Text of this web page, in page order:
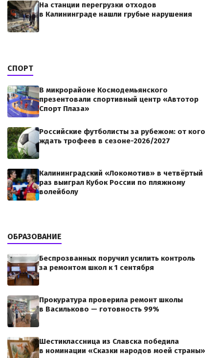
На станции перегрузки отходов
в Калининграде нашли грубые нарушения
СПОРТ
В микрорайоне Космодемьянского
презентовали спортивный центр «Автотор
Спорт Плаза»
Российские футболисты за рубежом: от кого
ждать трофеев в сезоне-2026/2027
Калининградский «Локомотив» в четвёртый
раз выиграл Кубок России по пляжному
волейболу
ОБРАЗОВАНИЕ
Беспрозванных поручил усилить контроль
за ремонтом школ к 1 сентября
Прокуратура проверила ремонт школы
в Васильково — готовность 99%
Шестиклассница из Славска победила
в номинации «Сказки народов моей страны»